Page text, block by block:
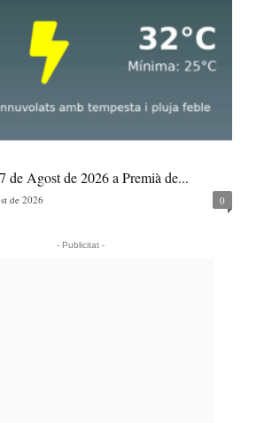
de Agost de 2026 a Premià de...
de 2026 0
- Publicitat -